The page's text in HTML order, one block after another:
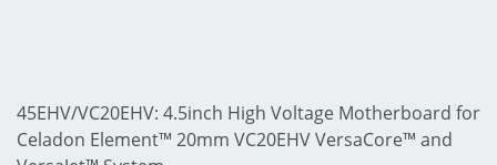
45EHV/VC20EHV: 4.5inch High Voltage Motherboard for
Celadon Element™ 20mm VC20EHV VersaCore™ and